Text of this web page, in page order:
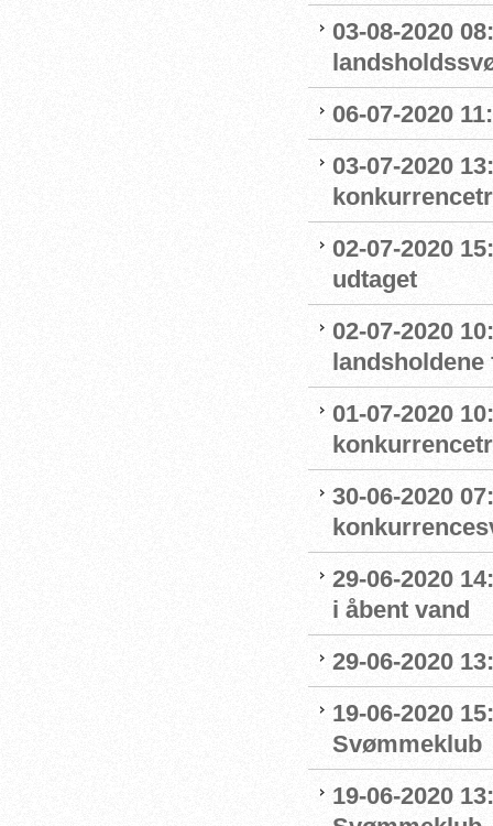
03-08-2020
06-07-2020
03-07-2020
02-07-2020
udtaget
02-07-2020
01-07-2020
30-06-2020
29-06-2020
i åbent vand
29-06-2020
19-06-2020
Svømmeklub
19-06-2020